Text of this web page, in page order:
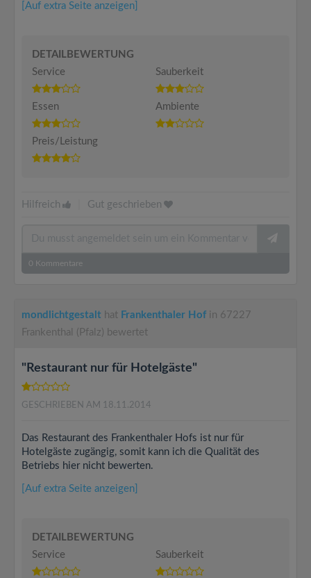
[Auf extra Seite anzeigen]
DETAILBEWERTUNG
Service
Sauberkeit
Essen Ambiente
Preis/Leistung
Hilfreich Gut geschrieben
0 Kommentare
mondlichtgestalt hat Frankenthaler Hof in 67227
Frankenthal (Pfalz) bewertet
"Restaurant nur für Hotelgäste"
GESCHRIEBEN AM 18.11.2014
Das Restaurant des Frankenthaler Hofs ist nur für
Hotelgäste zugängig, somit kann ich die Qualität des
Betriebs hier nicht bewerten.
[Auf extra Seite anzeigen]
DETAILBEWERTUNG
Service
Sauberkeit